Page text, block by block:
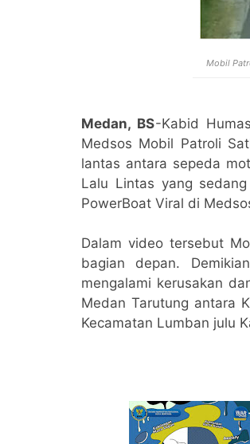
Mobil
Medan, BS-Kabid
Medsos Mobil Patroli
lantas antara sepeda
Lalu Lintas yang
PowerBoat Viral di
Dalam video tersebut
bagian depan.
mengalami kerusakan
Medan Tarutung antara
Kecamatan Lumban julu